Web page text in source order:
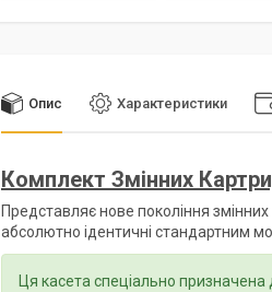
Опис Характеристики
Комплект Змінних
Представляє нове покоління
абсолютно ідентичні стандартним
Ця касета спеціально